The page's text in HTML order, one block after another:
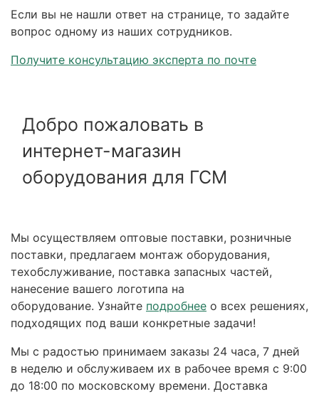
Если вы не нашли ответ на странице, то задайте
вопрос одному из наших сотрудников.
Получите консультацию эксперта по почте
Добро пожаловать в
интернет-магазин
оборудования для ГСМ
Мы осуществляем оптовые поставки, розничные
поставки, предлагаем монтаж оборудования,
техобслуживание, поставка запасных частей,
нанесение вашего логотипа на
оборудование. Узнайте подробнее о всех решениях,
подходящих под ваши конкретные задачи!
Мы с радостью принимаем заказы 24 часа, 7 дней
в неделю и обслуживаем их в рабочее время с 9:00
до 18:00 по московскому времени. Доставка